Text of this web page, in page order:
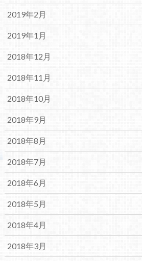
2019年2月
2019年1月
2018年12月
2018年11月
2018年10月
2018年9月
2018年8月
2018年7月
2018年6月
2018年5月
2018年4月
2018年3月